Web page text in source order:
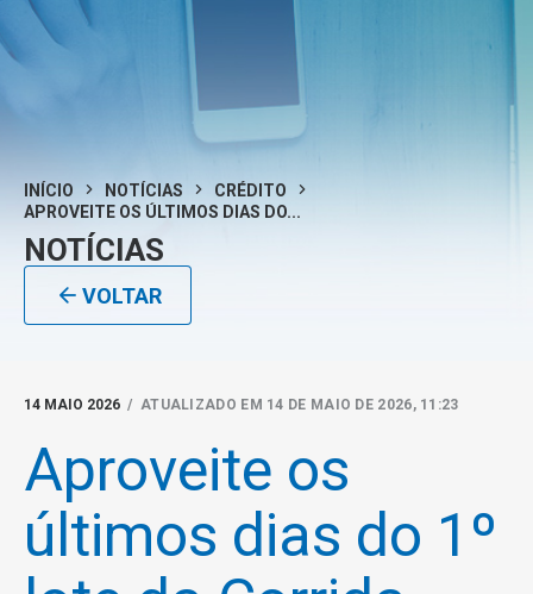
INÍCIO NOTÍCIAS
CRÉDITO
APROVEITE OS ÚLTIMOS DIAS DO...
NOTÍCIAS
VOLTAR
14 MAIO 2026 / ATUALIZADO EM 14 DE MAIO DE 2026, 11:23
Aproveite os
últimos dias do 1º